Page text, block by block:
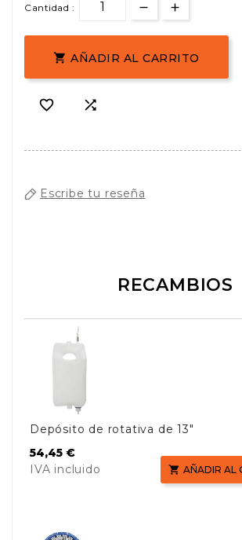
Cantidad :
 AÑADIR AL CARRITO
 
Escribe tu reseña
RECAMBIOS
Depósito de rotativa de 13"
Precio
54,45 €
IVA incluido
 AÑADIR AL